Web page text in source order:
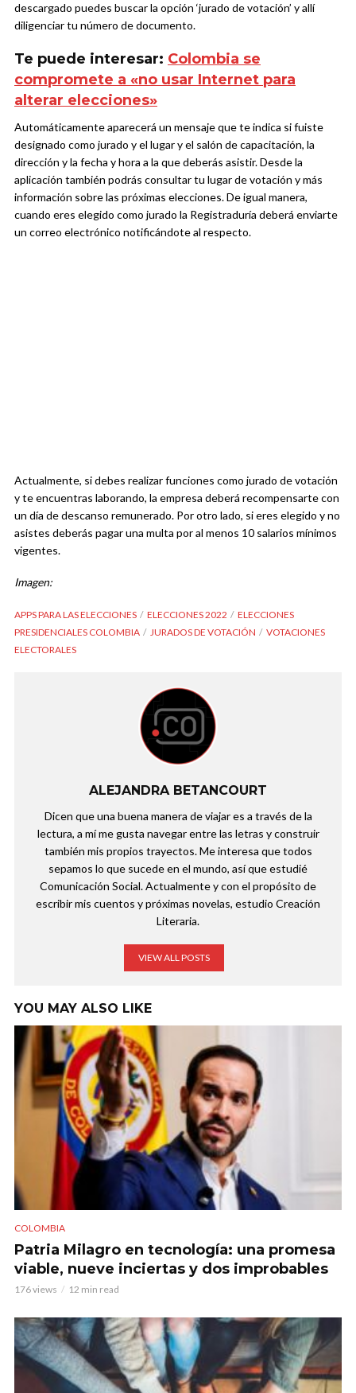
descargado puedes buscar la opción ‘jurado de votación’ y allí
diligenciar tu número de documento.
Te puede interesar: Colombia se
compromete a «no usar Internet para
alterar elecciones»
Automáticamente aparecerá un mensaje que te indica si fuiste
designado como jurado y el lugar y el salón de capacitación, la
dirección y la fecha y hora a la que deberás asistir. Desde la
aplicación también podrás consultar tu lugar de votación y más
información sobre las próximas elecciones. De igual manera,
cuando eres elegido como jurado la Registraduría deberá enviarte
un correo electrónico notificándote al respecto.
Actualmente, si debes realizar funciones como jurado de votación
y te encuentras laborando, la empresa deberá recompensarte con
un día de descanso remunerado. Por otro lado, si eres elegido y no
asistes deberás pagar una multa por al menos 10 salarios mínimos
vigentes.
Imagen:
APPS PARA LAS ELECCIONES ELECCIONES 2022
ELECCIONES
PRESIDENCIALES COLOMBIA
JURADOS DE VOTACIÓN
VOTACIONES
ELECTORALES
ALEJANDRA BETANCOURT
Dicen que una buena manera de viajar es a través de la
lectura, a mí me gusta navegar entre las letras y construir
también mis propios trayectos. Me interesa que todos
sepamos lo que sucede en el mundo, así que estudié
Comunicación Social. Actualmente y con el propósito de
escribir mis cuentos y próximas novelas, estudio Creación
Literaria.
VIEW ALL POSTS
YOU MAY ALSO LIKE
COLOMBIA
Patria Milagro en tecnología: una promesa
viable, nueve inciertas y dos improbables
176 views 12 min read